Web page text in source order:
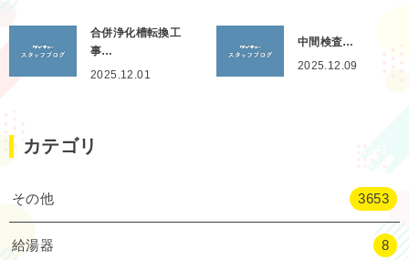
合併浄化槽転換工
事…
2025.12.01
中間検査…
2025.12.09
カテゴリ
その他 3653
給湯器 8